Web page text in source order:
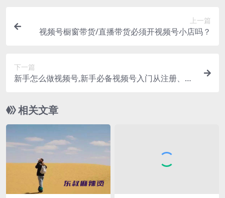
上一篇
视频号橱窗带货/直播带货必须开视频号小店吗？
下一篇
新手怎么做视频号,新手必备视频号入门从注册、认
相关文章